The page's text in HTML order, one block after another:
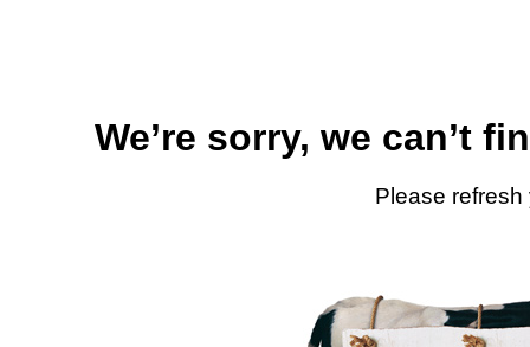
We’re sorry, we can’t
Please refresh